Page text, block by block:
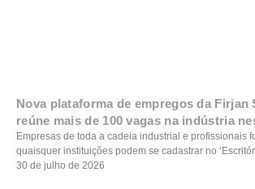
Nova plataforma de empregos da Firjan
reúne mais de 100 vagas na indústria
Empresas de toda a cadeia industrial e profissionais
quaisquer instituições podem se cadastrar no
30 de julho de 2026